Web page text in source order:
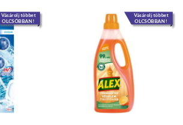
Vásárolj többet
OLCSÓBBAN!
Vásárolj többet
OLCSÓBBAN!